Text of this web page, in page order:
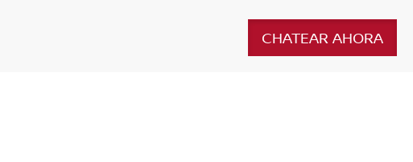
CHATEAR AHORA